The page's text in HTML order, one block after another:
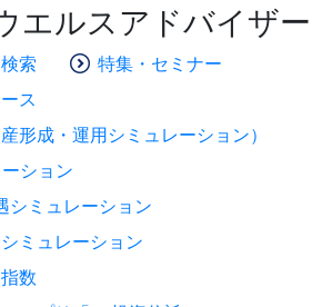
エルスアドバイザー
索
特集・セミナー
ス
形成・運用シミュレーション）
ション
シミュレーション
ミュレーション
数